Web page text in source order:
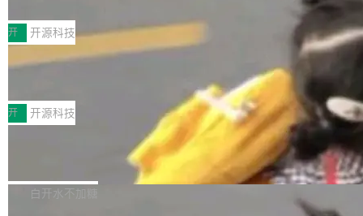
不完。」5T 来自免费额度，3T 来自 Go...
ve JH71XX 的设备，例如 VisionFive 2、PINE
64 STAR64，以及 QEMU。 增强了对 POSIX.1
-2024 和 C23 编程接口标准的兼容性。 compat
_linux(8) 增强了对 Linux 系统调用的支持，包
括 epoll（围绕 kqueue 实现）、POSIX 消息队
列、...
案
享会在上海举办。鸿蒙生态的全场景智慧营销平
台鲸鸿动能协同华为游戏中心，面向游戏行业开
发者及生态伙伴，系统呈现了平台在游戏领域的
完整能力版图——从IAP高价值用户的全周期经
营、到IAA游戏的“买变一体”正循环、再到联运与
广告协同的全链路经营闭环，以及面向全球市场
的出海增长布局。 华为终端云业务商业化销售负
责人在开场致辞中表示，游戏开发者的核心诉求
已不再是“多一个投放渠道”，而是一套能够持续
开 开源科技
技嘉X3D系列再添新成员 B850 AORU
面向AMD Ryzen X3D处理器玩家，技嘉X3D系
列主板阵容迎来新成员——B850 AORUS ELITE
X3D。作为面向主流高性能平台打造的全新主板
产品，B850 AORUS ELITE X3D延续技嘉在X3
D平台优化上的技术积累，旨在为游戏玩家带来
更稳定、更高效的装机选择。 B850 AORUS ELI
开 开源科技
Zadig v5.0 发布：AI 发布专员与 AI 审
我们团队这几天最大的卡点不是 AI 写得不够
好，是 AI 写得太好了。 好到审查排期从两天的
白开水不加糖